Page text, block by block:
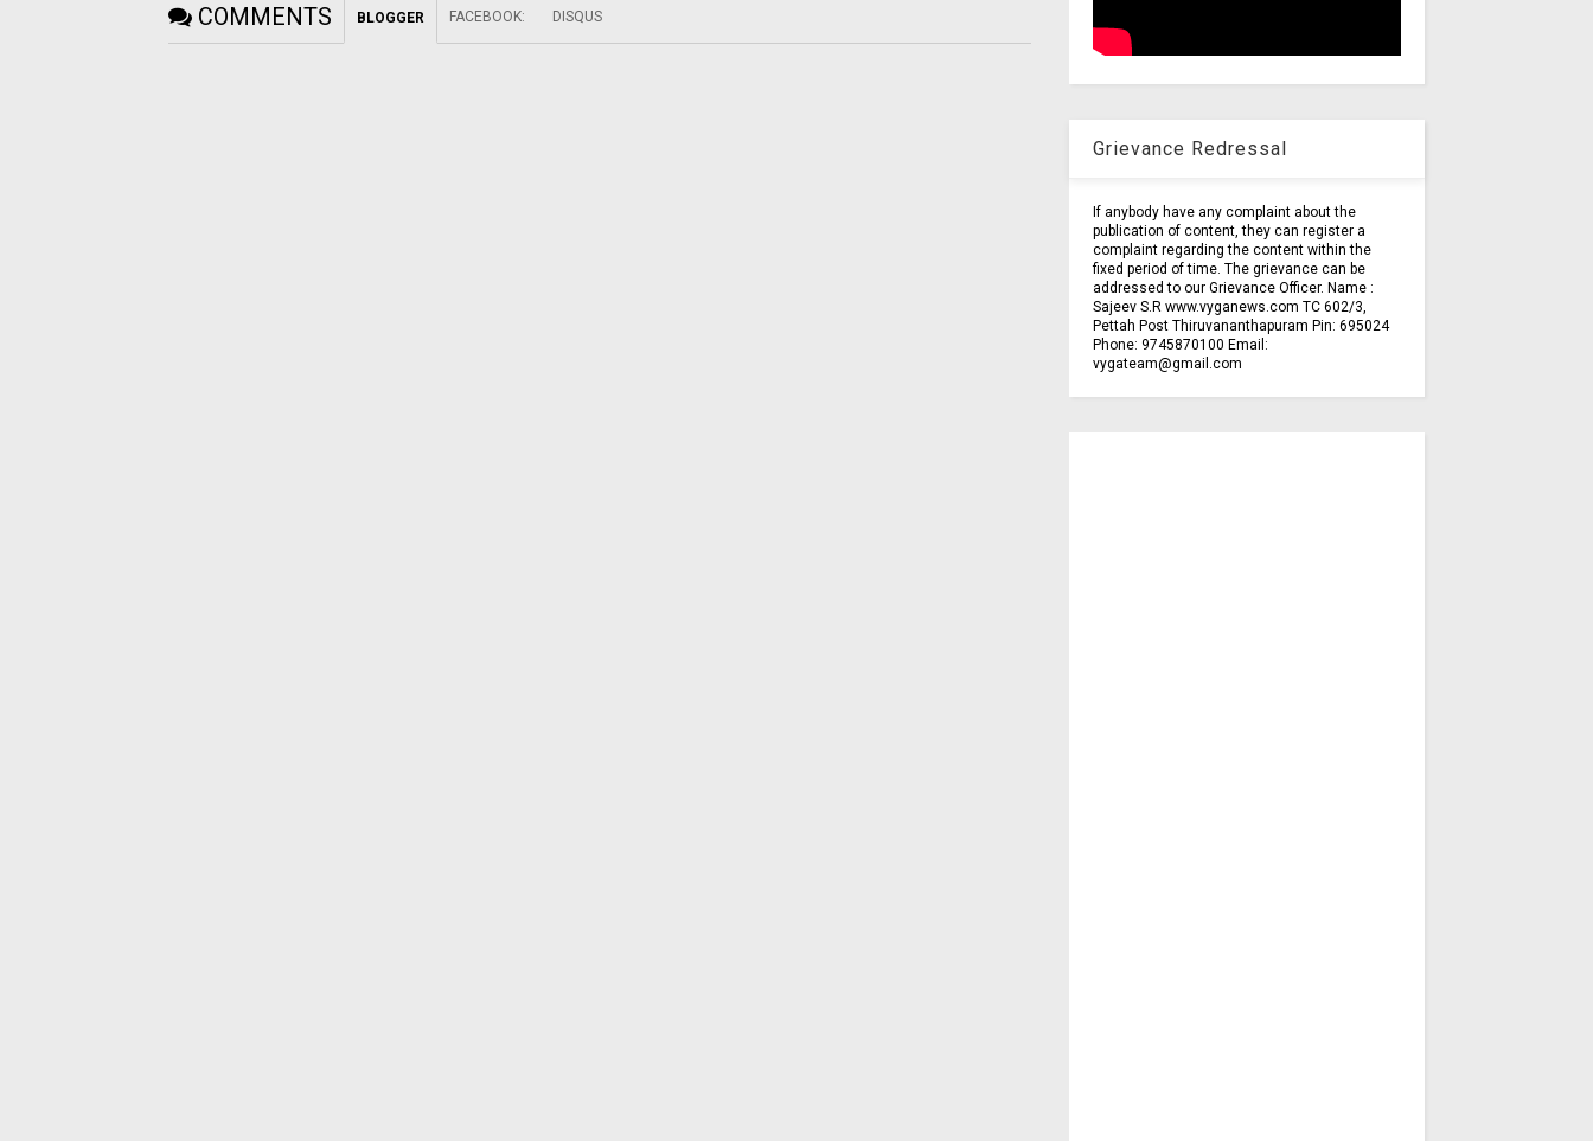
COMMENTS BLOGGER FACEBOOK: DISQUS
Grievance Redressal
If anybody have any complaint about the
publication of content, they can register a
complaint regarding the content within the
fixed period of time. The grievance can be
addressed to our Grievance Officer. Name :
Sajeev S.R www.vyganews.com TC 602/3,
Pettah Post Thiruvananthapuram Pin: 695024
Phone: 9745870100 Email:
vygateam@gmail.com